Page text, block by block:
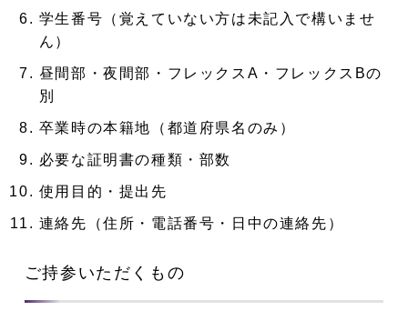
学生番号（覚えていない方は未記入で構いませ
ん）
昼間部・夜間部・フレックスA・フレックスBの
別
卒業時の本籍地（都道府県名のみ）
必要な証明書の種類・部数
使用目的・提出先
連絡先（住所・電話番号・日中の連絡先）
ご持参いただくもの